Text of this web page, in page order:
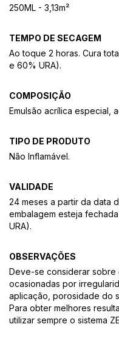
250ML - 3,13m²
TEMPO DE SECAGEM
Ao toque 2 horas. Cura
e 60% URA).
COMPOSIÇÃO
Emulsão acrílica especial,
TIPO DE PRODUTO
Não Inflamável.
VALIDADE
24 meses a partir da data
embalagem esteja
URA).
OBSERVAÇÕES
Deve-se considerar sobre
ocasionadas por
aplicação, porosidade do
Para obter melhores
utilizar sempre o sistema